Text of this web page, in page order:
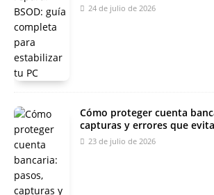
24 de julio de 2026
Cómo proteger cuenta
capturas y errores que
23 de julio de 2026